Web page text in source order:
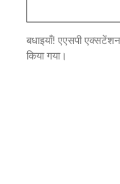
बधाइयाँ! एएसपी
किया गया।